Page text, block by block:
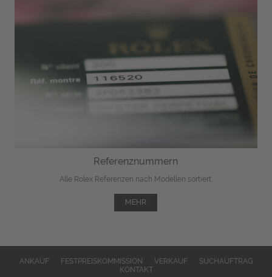
Referenznummern
Alle Rolex Referenzen nach Modellen sortiert.
MEHR
ANKAUF FESTPREISKOMMISSION VERKAUF
SUCHAUFTRAG
KONTAKT